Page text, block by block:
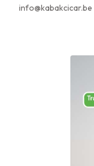
info@kabakcicar.be